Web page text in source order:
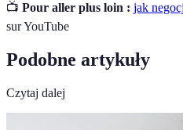
📺 Pour aller plus loin : jak
sur YouTube
Podobne artykuły
Czytaj dalej